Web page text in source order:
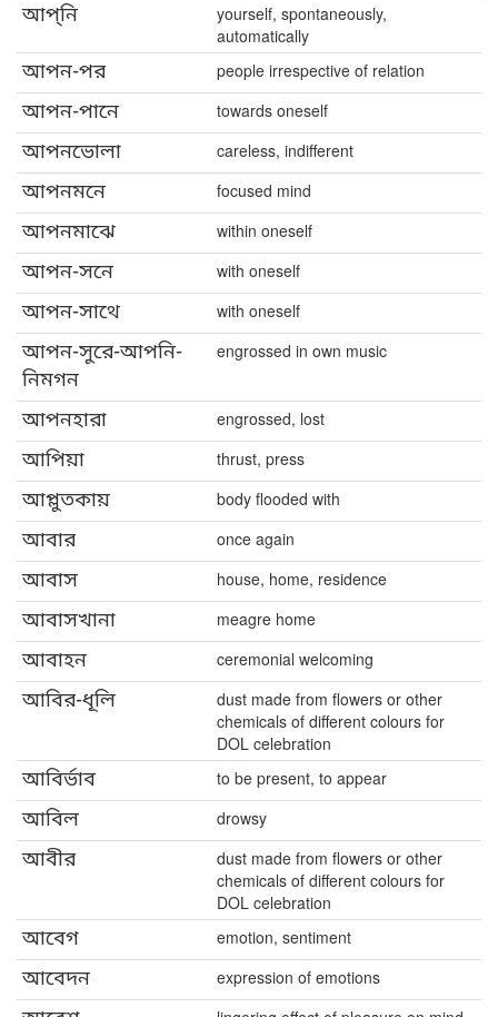
আপ্‌নি
yourself, spontaneously,
automatically
আপন-পর people irrespective of relation
আপন-পানে towards oneself
আপনভোলা careless, indifferent
আপনমনে focused mind
আপনমাঝে within oneself
আপন-সনে with oneself
আপন-সাথে with oneself
আপন-সুরে-আপনি-
নিমগন
engrossed in own music
আপনহারা engrossed, lost
আপিয়া thrust, press
আপ্লুতকায় body flooded with
আবার once again
আবাস house, home, residence
আবাসখানা meagre home
আবাহন ceremonial welcoming
আবির-ধূলি
dust made from flowers or other
chemicals of different colours for
DOL celebration
আবির্ভাব to be present, to appear
আবিল drowsy
আবীর
dust made from flowers or other
chemicals of different colours for
DOL celebration
আবেগ emotion, sentiment
আবেদন expression of emotions